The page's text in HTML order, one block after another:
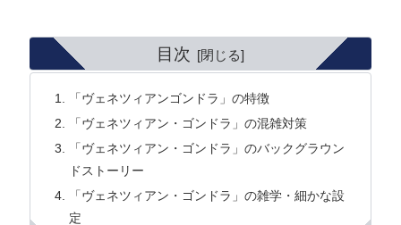
目次
「ヴェネツィアンゴンドラ」の特徴
「ヴェネツィアン・ゴンドラ」の混雑対策
「ヴェネツィアン・ゴンドラ」のバックグラウン
ドストーリー
「ヴェネツィアン・ゴンドラ」の雑学・細かな設
定